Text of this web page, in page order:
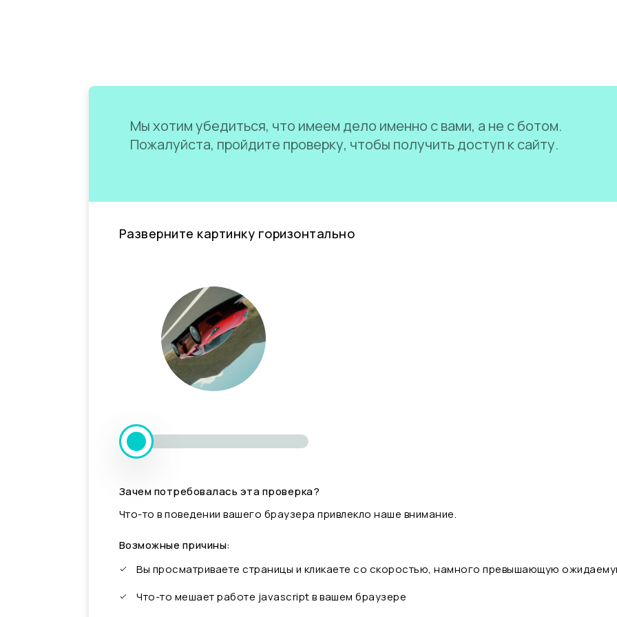
Мы хотим убедиться, что имеем дело именно с вами, а не с ботом.
Пожалуйста, пройдите проверку, чтобы получить доступ к сайту.
Разверните картинку горизонтально
Зачем потребовалась эта проверка?
Что-то в поведении вашего браузера привлекло наше внимание.
Возможные причины:
Вы просматриваете страницы и кликаете со скоростью, намного превышающую
Что-то мешает работе javascript в вашем браузере